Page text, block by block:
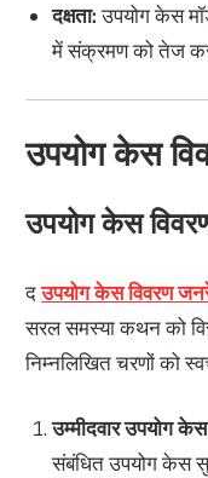
दक्षता:उपयोग केस
में संक्रमण को तेज
उपयोग केस
उपयोग केस
दउपयोग केस विवरण
सरल समस्या कथन को
निम्नलिखित चरणों को
उम्मीदवार उपयोग
संबंधित उपयोग केस